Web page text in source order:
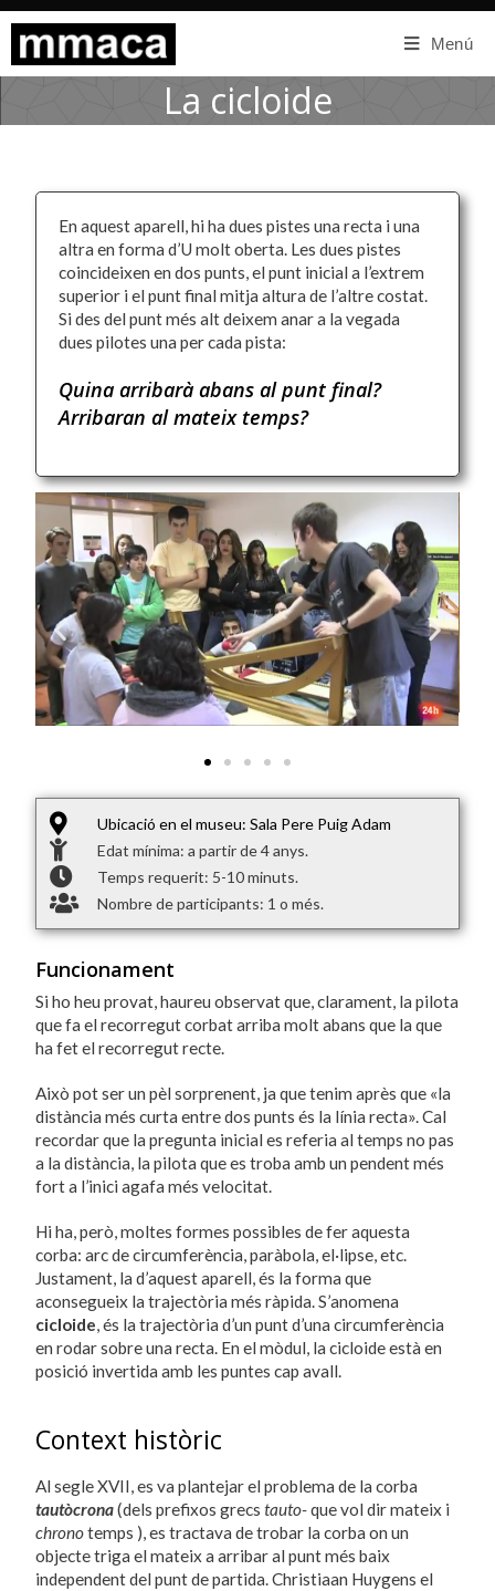
Menú
La cicloide
En aquest aparell, hi ha dues pistes una recta i una
altra en forma d’U molt oberta. Les dues pistes
coincideixen en dos punts, el punt inicial a l’extrem
superior i el punt final mitja altura de l’altre costat.
Si des del punt més alt deixem anar a la vegada
dues pilotes una per cada pista:
Quina arribarà abans al punt final?
Arribaran al mateix temps?
Ubicació en el museu: Sala Pere Puig Adam
Edat mínima: a partir de 4 anys.
Temps requerit: 5-10 minuts.
Nombre de participants: 1 o més.
Funcionament
Si ho heu provat, haureu observat que, clarament, la pilota
que fa el recorregut corbat arriba molt abans que la que
ha fet el recorregut recte.
Això pot ser un pèl sorprenent, ja que tenim après que «la
distància més curta entre dos punts és la línia recta». Cal
recordar que la pregunta inicial es referia al temps no pas
a la distància, la pilota que es troba amb un pendent més
fort a l’inici agafa més velocitat.
Hi ha, però, moltes formes possibles de fer aquesta
corba: arc de circumferència, paràbola, el·lipse, etc.
Justament, la d’aquest aparell, és la forma que
aconsegueix la trajectòria més ràpida. S’anomena
cicloide, és la trajectòria d’un punt d’una circumferència
en rodar sobre una recta. En el mòdul, la cicloide està en
posició invertida amb les puntes cap avall.
Context històric
Al segle XVII, es va plantejar el problema de la corba
tautòcrona(dels prefixos grecstauto-que vol dir mateix i
chronotemps ), es tractava de trobar la corba on un
objecte triga el mateix a arribar al punt més baix
independent del punt de partida. Christiaan Huygens el